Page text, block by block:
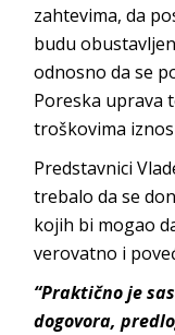
zahtevima, da
budu
odnosno da se
Poreska uprava
troškovima
Predstavnici
trebalo da se
kojih bi mogao
verovatno i
“Praktično je
dogovora,